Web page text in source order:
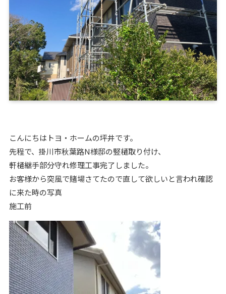
こんにちはトヨ・ホームの坪井です。
先程で、掛川市秋葉路N様邸の竪樋取り付け、
軒樋継手部分守れ修理工事完了しました。
お客様から突風で賭場さてたので直して欲しいと言われ確認
に来た時の写真
施工前